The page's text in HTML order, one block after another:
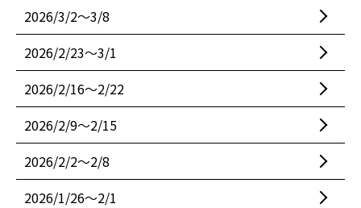
2026/3/2〜3/8
2026/2/23〜3/1
2026/2/16〜2/22
2026/2/9〜2/15
2026/2/2〜2/8
2026/1/26〜2/1